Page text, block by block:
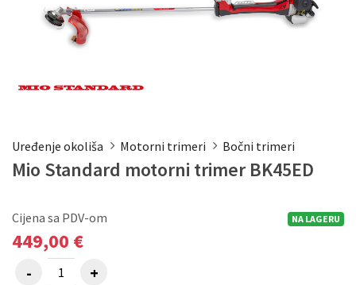
Uređenje okoliša Motorni trimeri Bočni trimeri
Mio Standard motorni trimer BK45ED
NA LAGERU
Cijena sa PDV-om
449,00 €